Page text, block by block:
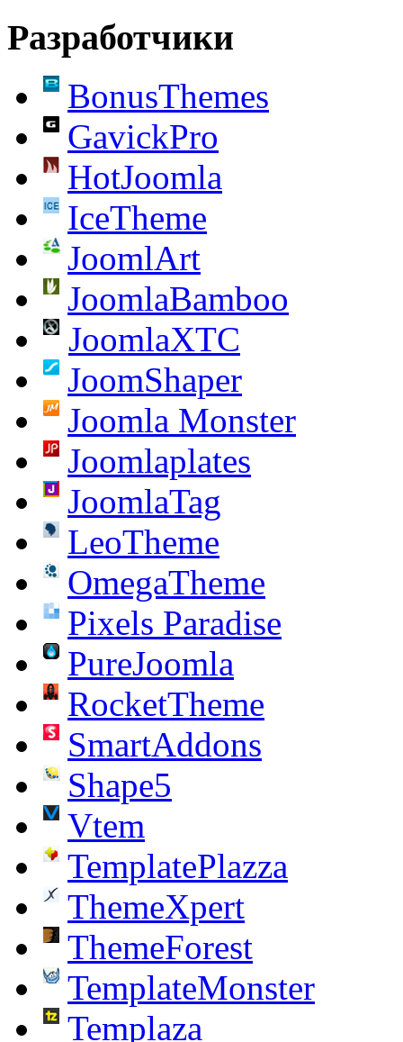
Разработчики
BonusThemes
GavickPro
HotJoomla
IceTheme
JoomlArt
JoomlaBamboo
JoomlaXTC
JoomShaper
Joomla Monster
Joomlaplates
JoomlaTag
LeoTheme
OmegaTheme
Pixels Paradise
PureJoomla
RocketTheme
SmartAddons
Shape5
Vtem
TemplatePlazza
ThemeXpert
ThemeForest
TemplateMonster
Templaza